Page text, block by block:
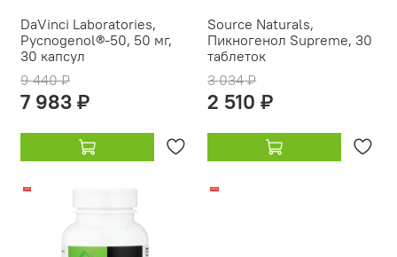
DaVinci Laboratories,
Pycnogenol®-50, 50 мг,
30 капсул
9 440 ₽
7 983 ₽
Source Naturals,
Пикногенол Supreme, 30
таблеток
3 034 ₽
2 510 ₽
-12% -20%